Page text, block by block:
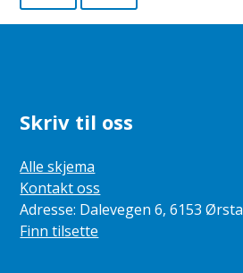
Skriv til oss
Alle skjema
Kontakt oss
Adresse: Dalevegen 6, 6153 Ørsta
Finn tilsette